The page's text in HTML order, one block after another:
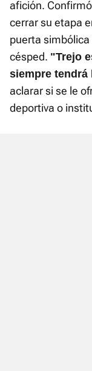
afición.
cerrar su etapa
puerta
césped. "Trejo
siempre tendrá
aclarar si se le
deportiva o